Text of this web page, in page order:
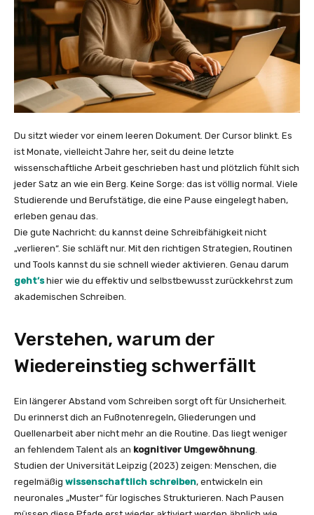
Du sitzt wieder vor einem leeren Dokument. Der Cursor blinkt. Es
ist Monate, vielleicht Jahre her, seit du deine letzte
wissenschaftliche Arbeit geschrieben hast und plötzlich fühlt sich
jeder Satz an wie ein Berg. Keine Sorge: das ist völlig normal. Viele
Studierende und Berufstätige, die eine Pause eingelegt haben,
erleben genau das.
Die gute Nachricht: du kannst deine Schreibfähigkeit nicht
„verlieren“. Sie schläft nur. Mit den richtigen Strategien, Routinen
und Tools kannst du sie schnell wieder aktivieren. Genau darum
geht’shier wie du effektiv und selbstbewusst zurückkehrst zum
akademischen Schreiben.
Verstehen, warum der
Wiedereinstieg schwerfällt
Ein längerer Abstand vom Schreiben sorgt oft für Unsicherheit.
Du erinnerst dich an Fußnotenregeln, Gliederungen und
Quellenarbeit aber nicht mehr an die Routine. Das liegt weniger
an fehlendem Talent als an kognitiver Umgewöhnung.
Studien der Universität Leipzig (2023) zeigen: Menschen, die
regelmäßig wissenschaftlich schreiben, entwickeln ein
neuronales „Muster“ für logisches Strukturieren. Nach Pausen